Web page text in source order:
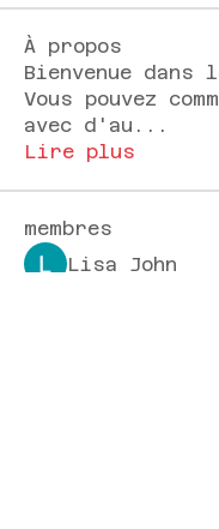
À propos
Bienvenue dans
Vous pouvez
avec d'au ...
Lire plus
membres
Lisa John